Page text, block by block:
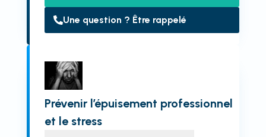
Une question ? Être rappelé
Prévenir l’épuisement professionnel
et le stress